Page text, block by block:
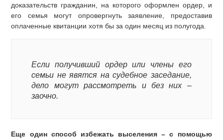
доказательств гражданин, на которого оформлен ордер, и
его семья могут опровергнуть заявление, предоставив
оплаченные квитанции хотя бы за один месяц из полугода.
Если получивший ордер или члены его
семьи не явятся на судебное заседание,
дело могут рассмотреть и без них –
заочно.
Еще один способ избежать выселения – с помощью